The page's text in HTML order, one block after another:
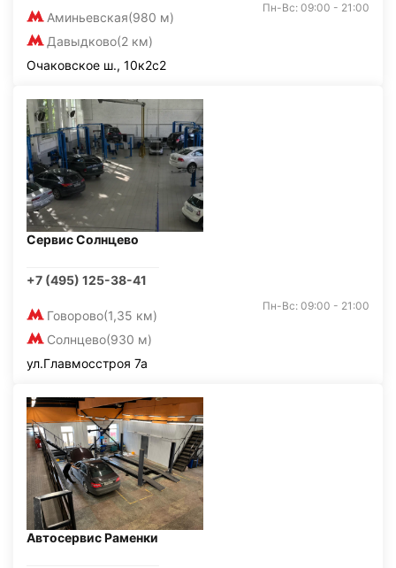
Аминьевская(980 м)
Давыдково(2 км)
Пн-Вс: 09:00 - 21:00
Очаковское ш., 10к2с2
Сервис Солнцево
+7 (495) 125-38-41
Говорово(1,35 км)
Солнцево(930 м)
Пн-Вс: 09:00 - 21:00
ул.Главмосстроя 7а
Автосервис Раменки